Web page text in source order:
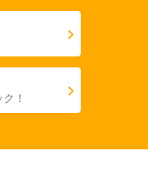
18合併号
！